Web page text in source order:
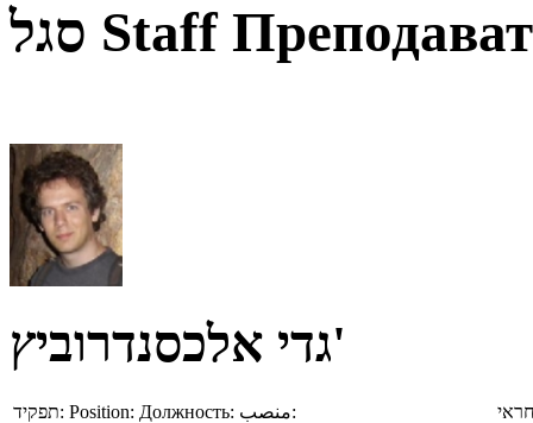
סגל Staff
גדי אלכסנדרוביץ'
תפקיד: Position: Должность: منصب: